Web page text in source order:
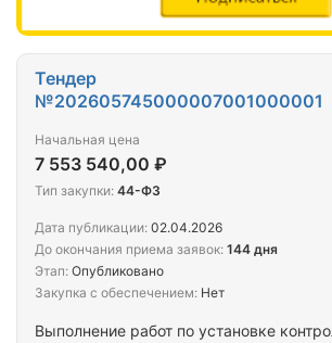
Выполнение работ по установке
Тендер
№202605745000007001000001
Начальная цена
7 553 540,00 ₽
Тип закупки: 44-ФЗ
Дата публикации: 02.04.2026
До окончания приема заявок: 144 дня
Этап: Опубликовано
Закупка с обеспечением: Нет